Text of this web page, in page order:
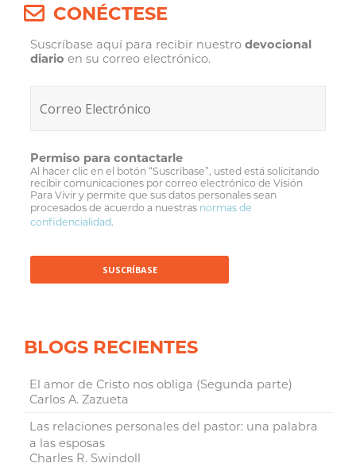
CONÉCTESE
Suscríbase aquí para recibir nuestrodevocional
diario en su correo electrónico.
Permiso para contactarle
Al hacer clic en el botón “Suscríbase”, usted está solicitando
recibir comunicaciones por correo electrónico de Visión
Para Vivir y permite que sus datos personales sean
procesados de acuerdo a nuestras normas de
confidencialidad.
BLOGS RECIENTES
El amor de Cristo nos obliga (Segunda parte)
Carlos A. Zazueta
Las relaciones personales del pastor: una palabra
a las esposas
Charles R. Swindoll